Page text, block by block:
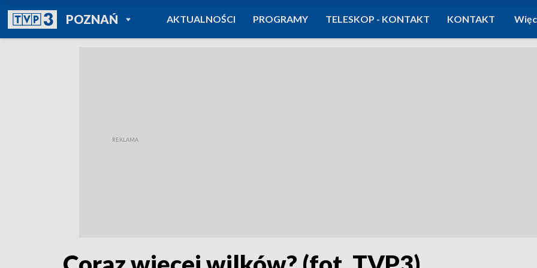
POZNAŃPOWRÓT DO
TVP REGIONY
AKTUALNOŚCI PROGRAMY TELESKOP - KONTAKT KONTAKT